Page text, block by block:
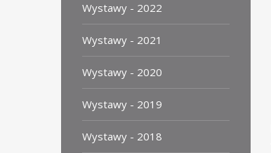
Wystawy - 2022
Wystawy - 2021
Wystawy - 2020
Wystawy - 2019
Wystawy - 2018